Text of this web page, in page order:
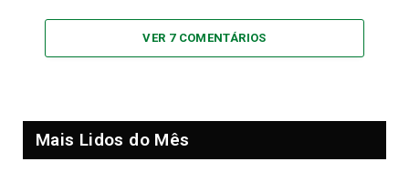
VER 7 COMENTÁRIOS
Mais Lidos do Mês